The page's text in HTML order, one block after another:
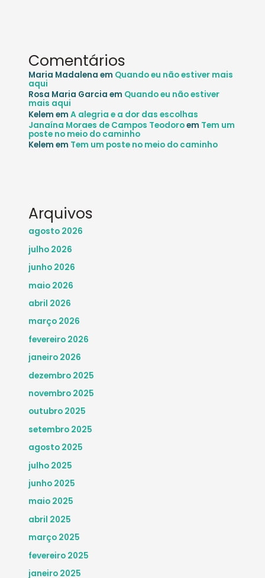
Comentários
Maria Madalena em Quando eu não estiver mais
aqui
Rosa Maria Garcia em Quando eu não estiver
mais aqui
Kelem emA alegria e a dor das escolhas
Janaína Moraes de Campos Teodoroem Tem um
poste no meio do caminho
Kelem em Tem um poste no meio do caminho
Arquivos
agosto 2026
julho 2026
junho 2026
maio 2026
abril 2026
março 2026
fevereiro 2026
janeiro 2026
dezembro 2025
novembro 2025
outubro 2025
setembro 2025
agosto 2025
julho 2025
junho 2025
maio 2025
abril 2025
março 2025
fevereiro 2025
janeiro 2025